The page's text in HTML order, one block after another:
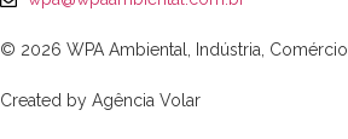
© 2026 WPA Ambiental, Indústria,
Created by Agência Volar